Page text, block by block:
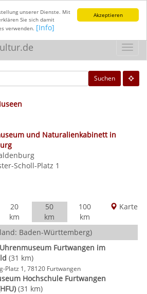
Akzeptieren
unserer Dienste. Mit
Sie sich damit
verwenden. [Info]
Suchen
und Naturalienkabinett in
Scholl-Platz 1
20
km
50
km
100
km
Karte
Baden-Württemberg)
Furtwangen im
(31 km)
Platz 1, 78120 Furtwangen
Hochschule Furtwangen
(31 km)